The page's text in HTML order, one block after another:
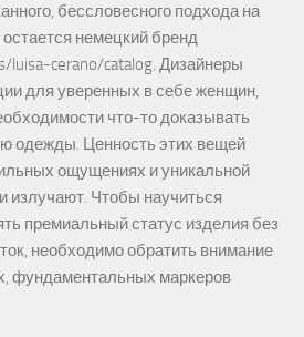
бессловесного подхода на
немецкий бренд
luisa-cerano/catalog. Дизайнеры
для уверенных в себе женщин,
что-то доказывать
одежды. Ценность этих вещей
ощущениях и уникальной
излучают. Чтобы научиться
премиальный статус изделия без
необходимо обратить внимание
фундаментальных маркеров